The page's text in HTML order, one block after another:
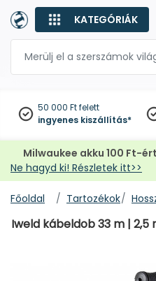
KATEGÓRIÁK
50 000 Ft felett
ingyenes kiszállítás*
Milwaukee akku 100 Ft-ért?
Ne hagyd ki! Részletek itt>>
Főoldal Tartozékok
Iweld kábeldob 33 m | 2,5